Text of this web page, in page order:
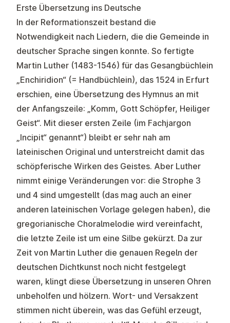
Erste Übersetzung ins Deutsche
In der Reformationszeit bestand die
Notwendigkeit nach Liedern, die die Gemeinde in
deutscher Sprache singen konnte. So fertigte
Martin Luther (1483-1546) für das Gesangbüchlein
„Enchiridion“ (= Handbüchlein), das 1524 in Erfurt
erschien, eine Übersetzung des Hymnus an mit
der Anfangszeile: „Komm, Gott Schöpfer, Heiliger
Geist“. Mit dieser ersten Zeile (im Fachjargon
„Incipit“ genannt“) bleibt er sehr nah am
lateinischen Original und unterstreicht damit das
schöpferische Wirken des Geistes. Aber Luther
nimmt einige Veränderungen vor: die Strophe 3
und 4 sind umgestellt (das mag auch an einer
anderen lateinischen Vorlage gelegen haben), die
gregorianische Choralmelodie wird vereinfacht,
die letzte Zeile ist um eine Silbe gekürzt. Da zur
Zeit von Martin Luther die genauen Regeln der
deutschen Dichtkunst noch nicht festgelegt
waren, klingt diese Übersetzung in unseren Ohren
unbeholfen und hölzern. Wort- und Versakzent
stimmen nicht überein, was das Gefühl erzeugt,